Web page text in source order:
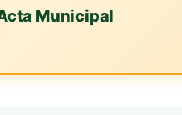
Municipal